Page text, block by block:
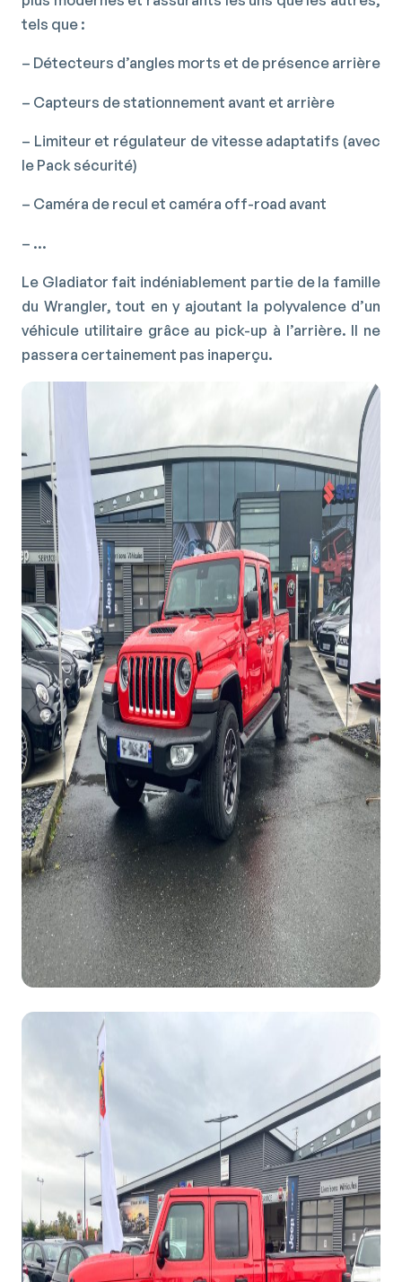
tels que :
– Détecteurs d’angles morts et de présence arrière
– Capteurs de stationnement avant et arrière
– Limiteur et régulateur de vitesse adaptatifs (avec
le Pack sécurité)
– Caméra de recul et caméra off-road avant
– …
Le Gladiator fait indéniablement partie de la famille
du Wrangler, tout en y ajoutant la polyvalence d’un
véhicule utilitaire grâce au pick-up à l’arrière. Il ne
passera certainement pas inaperçu.